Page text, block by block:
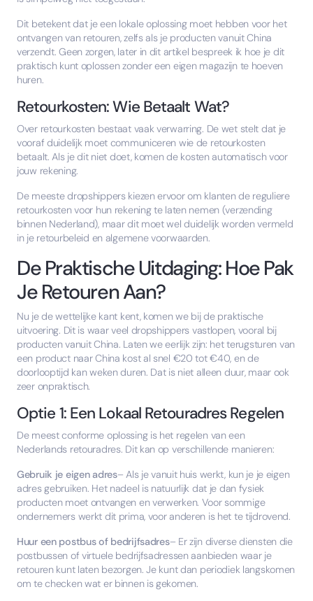
Dit betekent dat je een lokale oplossing moet hebben voor het
ontvangen van retouren, zelfs als je producten vanuit China
verzendt. Geen zorgen, later in dit artikel bespreek ik hoe je dit
praktisch kunt oplossen zonder een eigen magazijn te hoeven
huren.
Retourkosten: Wie Betaalt Wat?
Over retourkosten bestaat vaak verwarring. De wet stelt dat je
vooraf duidelijk moet communiceren wie de retourkosten
betaalt. Als je dit niet doet, komen de kosten automatisch voor
jouw rekening.
De meeste dropshippers kiezen ervoor om klanten de reguliere
retourkosten voor hun rekening te laten nemen (verzending
binnen Nederland), maar dit moet wel duidelijk worden vermeld
in je retourbeleid en algemene voorwaarden.
De Praktische Uitdaging: Hoe Pak
Je Retouren Aan?
Nu je de wettelijke kant kent, komen we bij de praktische
uitvoering. Dit is waar veel dropshippers vastlopen, vooral bij
producten vanuit China. Laten we eerlijk zijn: het terugsturen van
een product naar China kost al snel €20 tot €40, en de
doorlooptijd kan weken duren. Dat is niet alleen duur, maar ook
zeer onpraktisch.
Optie 1: Een Lokaal Retouradres Regelen
De meest conforme oplossing is het regelen van een
Nederlands retouradres. Dit kan op verschillende manieren:
Gebruik je eigen adres– Als je vanuit huis werkt, kun je je eigen
adres gebruiken. Het nadeel is natuurlijk dat je dan fysiek
producten moet ontvangen en verwerken. Voor sommige
ondernemers werkt dit prima, voor anderen is het te tijdrovend.
Huur een postbus of bedrijfsadres– Er zijn diverse diensten die
postbussen of virtuele bedrijfsadressen aanbieden waar je
retouren kunt laten bezorgen. Je kunt dan periodiek langskomen
om te checken wat er binnen is gekomen.